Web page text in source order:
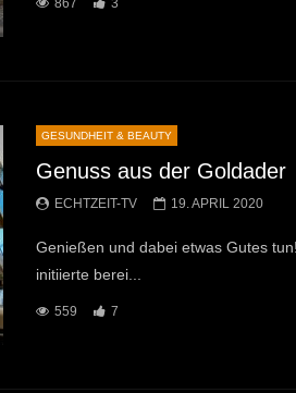
Später Ansehen
Später Ansehen
GESUNDHEIT & BEAUTY
Genuss aus der Goldader
ECHTZEIT-TV 19. APRIL 2020
Genießen und dabei etwas Gutes
initiierte berei...
559 7